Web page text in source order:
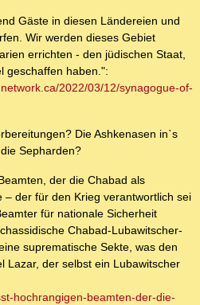
Gäste in diesen Ländereien und
Wir werden dieses Gebiet
errichten - den jüdischen Staat,
geschaffen haben.":
2022/03/12/synagogue-of-
Die Ashkenasen inˋs
Sepharden?
der die Chabad als
– der für den Krieg verantwortlich sei
für nationale Sicherheit
Chabad-Lubawitscher-
suprematische Sekte, was den
Lazar, der selbst ein Lubawitscher
hochrangigen-beamten-der-die-